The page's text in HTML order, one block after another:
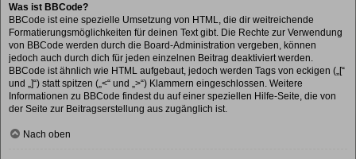
Was ist BBCode?
BBCode ist eine spezielle Umsetzung von HTML, die dir weitreichende
Formatierungsmöglichkeiten für deinen Text gibt. Die Rechte zur Verwendung
von BBCode werden durch die Board-Administration vergeben, können
jedoch auch durch dich für jeden einzelnen Beitrag deaktiviert werden.
BBCode ist ähnlich wie HTML aufgebaut, jedoch werden Tags von eckigen („[“
und „]“) statt spitzen („<“ und „>“) Klammern eingeschlossen. Weitere
Informationen zu BBCode findest du auf einer speziellen Hilfe-Seite, die von
der Seite zur Beitragserstellung aus zugänglich ist.
Nach oben